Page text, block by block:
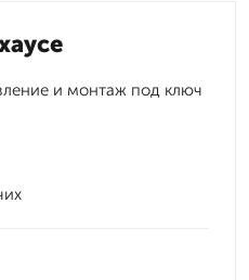
и монтаж под ключ